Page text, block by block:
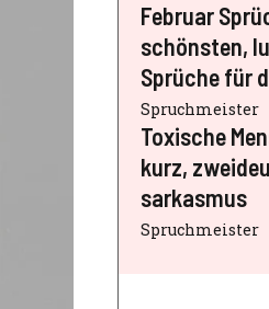
Februar
schönsten,
Sprüche für
Spruchmeister
Toxische
kurz,
sarkasmus
Spruchmeister